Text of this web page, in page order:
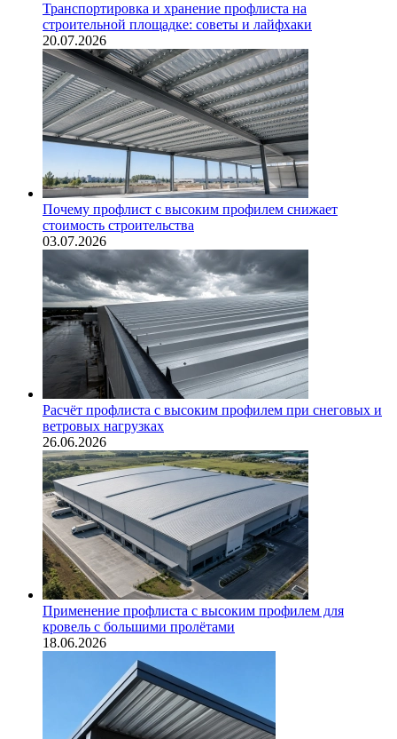
Транспортировка и хранение профлиста на
строительной площадке: советы и лайфхаки
20.07.2026
Почему профлист с высоким профилем снижает
стоимость строительства
03.07.2026
Расчёт профлиста с высоким профилем при снеговых и
ветровых нагрузках
26.06.2026
Применение профлиста с высоким профилем для
кровель с большими пролётами
18.06.2026